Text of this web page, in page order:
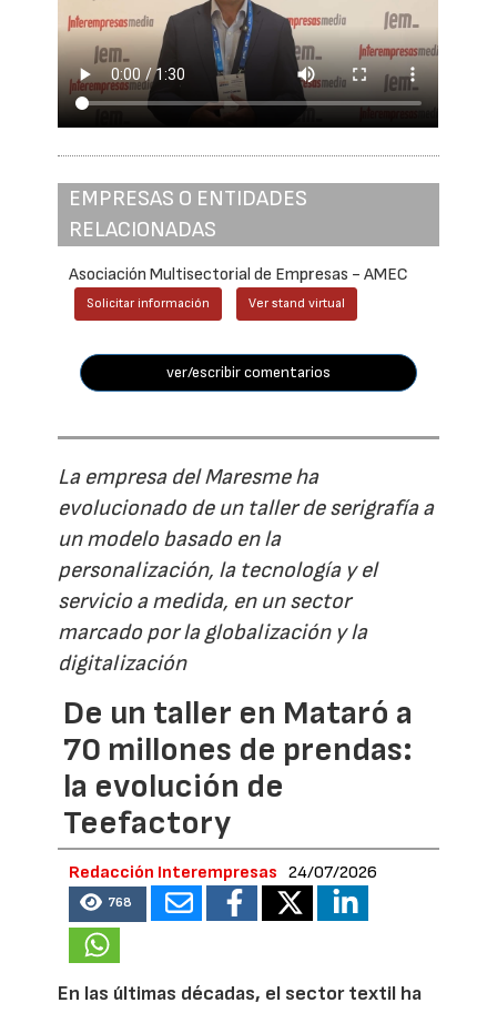
EMPRESAS O ENTIDADES
RELACIONADAS
Asociación Multisectorial de Empresas - AMEC
Solicitar información Ver stand virtual
ver/escribir comentarios
La empresa del Maresme ha
evolucionado de un taller de serigrafía a
un modelo basado en la
personalización, la tecnología y el
servicio a medida, en un sector
marcado por la globalización y la
digitalización
De un taller en Mataró a
70 millones de prendas:
la evolución de
Teefactory
Redacción Interempresas 24/07/2026
768
En las últimas décadas, el sector textil ha